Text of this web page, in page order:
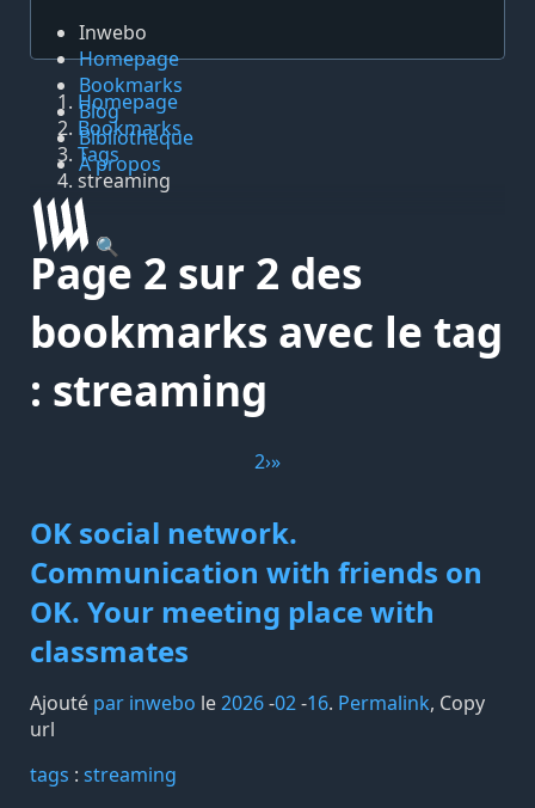
Inwebo
Homepage
Bookmarks
Blog
Bibliothèque
À propos
🔍
Homepage
Bookmarks
Tags
streaming
Page 2 sur 2 des
bookmarks avec le tag
: streaming
2›»
OK social network.
Communication with friends on
OK. Your meeting place with
classmates
Ajouté par inwebo le2026-02-16. Permalink, Copy
url
tags️ : streaming